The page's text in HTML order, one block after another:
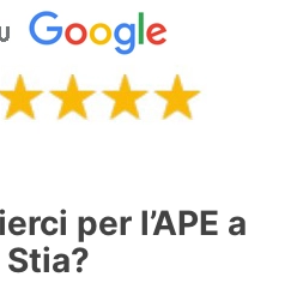
per l’APE a